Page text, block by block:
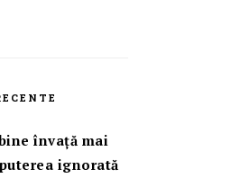
învață mai
ignorată